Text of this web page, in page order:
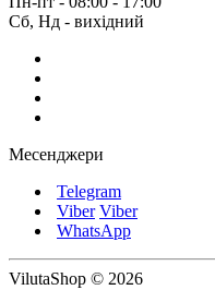
Сб, Нд - вихідний
Месенджери
Telegram
Viber Viber
WhatsApp
VilutaShop © 2026